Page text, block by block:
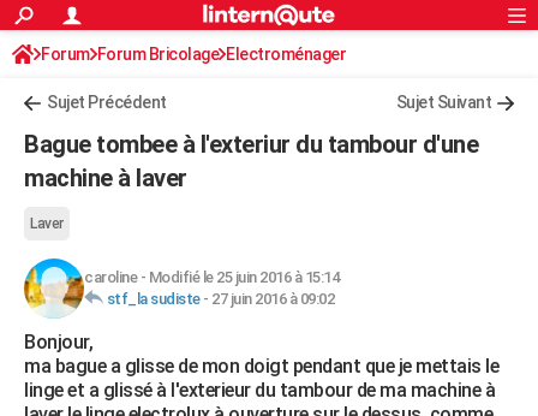
ACTUALITÉS
Politique
Société
Faits Divers
Education
Monde
Villes
+
Programme TV
Streaming
Sorties cinéma
Musique
FINANCE
Retraite
Impôts
Epargne
Immobilier
Risques naturels par ville
Banque
Assurance
Crédit
AUTO
Essais
Réserver un essai
Citadines
Berlines
SUV
Forum auto
HIGH-TECH
Mobiles
Meilleur smartphone
Internet
Ordinateurs
Jeux vidéo
Guide high-tech
BRICOLAGE
Forum
Aménagement intérieur
Extérieur
Cuisine
Salle de bains
Jardinage
Rangement
WEEK-END
S'inscrire
Connexion
Forum Forum Bricolage Electroménager
Sujet Précédent Sujet Suivant
Bague tombee à l'exteriur du tambour d'une
machine à laver
Laver
caroline- Modifié le 25 juin 2016 à 15:14
stf_la sudiste- 27 juin 2016 à 09:02
Bonjour,
ma bague a glisse de mon doigt pendant que je mettais le
linge et a glissé à l'exterieur du tambour de ma machine à